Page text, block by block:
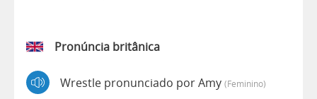
Pronúncia britânica
Wrestle pronunciado por Amy (feminino)